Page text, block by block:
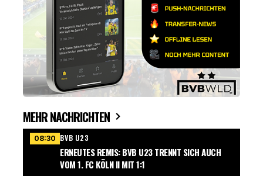
MEHR NACHRICHTEN
08:30 BVB U23
ERNEUTES REMIS: BVB U23 TRENNT SICH AUCH
VOM 1. FC KÖLN II MIT 1:1